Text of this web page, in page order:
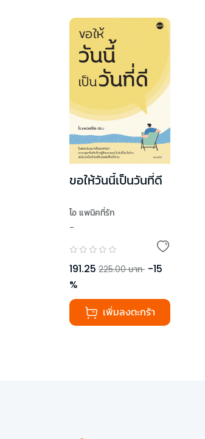
ขอให้วันนี้เป็นวันที่ดี
โอ แพนิคที่รัก
-
191.25 225.00 บาท -15
%
เพิ่มลงตะกร้า